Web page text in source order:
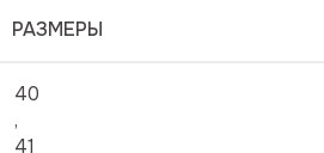
РАЗМЕРЫ
40
,
41